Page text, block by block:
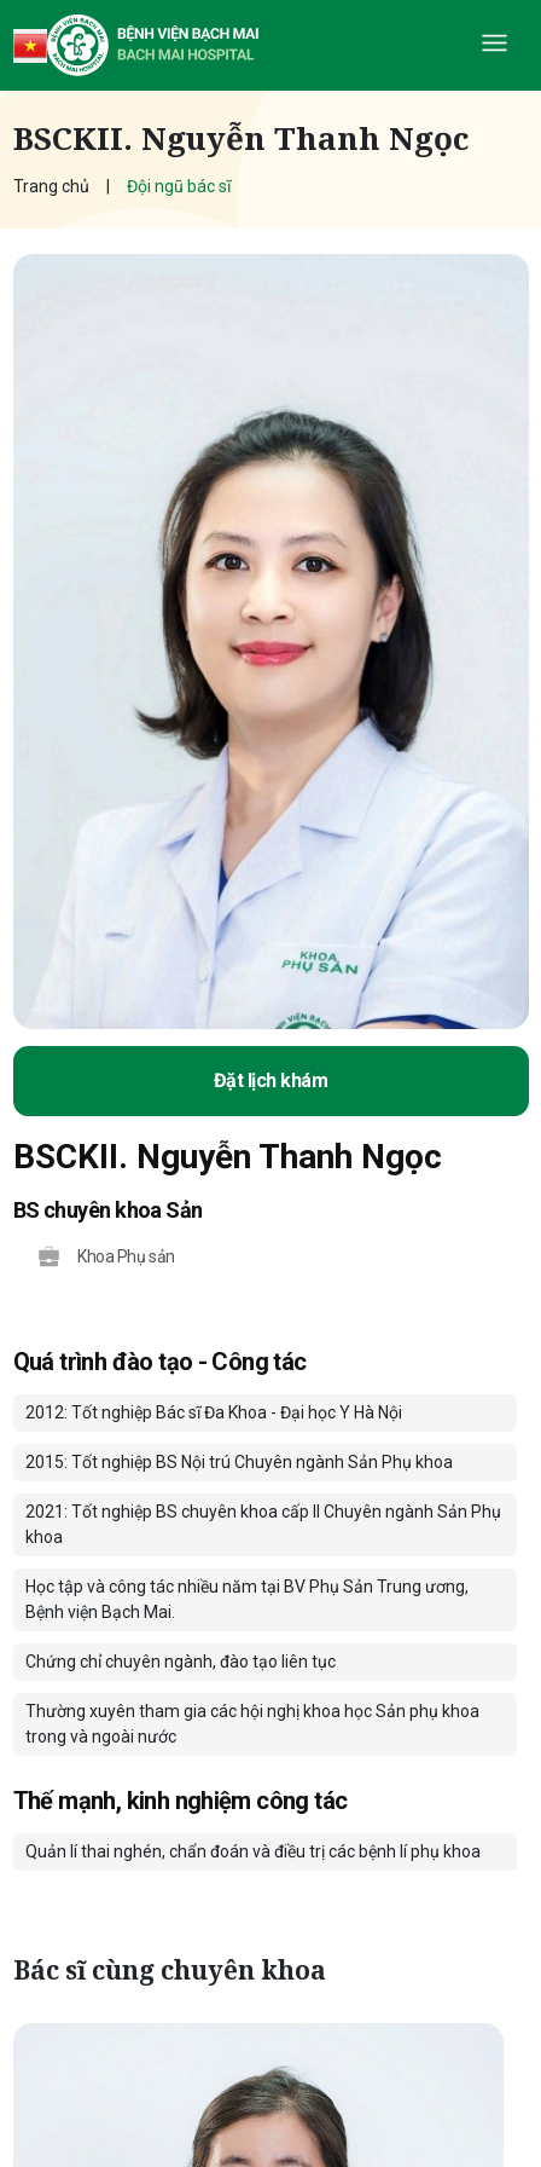
BSCKII. Nguyễn Thanh Ngọc
Trang chủ Đội ngũ bác sĩ
Đặt lịch khám
BSCKII. Nguyễn Thanh Ngọc
BS chuyên khoa Sản
Khoa Phụ sản
Quá trình đào tạo - Công tác
2012: Tốt nghiệp Bác sĩ Đa Khoa - Đại học Y Hà Nội
2015: Tốt nghiệp BS Nội trú Chuyên ngành Sản Phụ khoa
2021: Tốt nghiệp BS chuyên khoa cấp II Chuyên ngành Sản Phụ
khoa
Học tập và công tác nhiều năm tại BV Phụ Sản Trung ương,
Bệnh viện Bạch Mai.
Chứng chỉ chuyên ngành, đào tạo liên tục
Thường xuyên tham gia các hội nghị khoa học Sản phụ khoa
trong và ngoài nước
Thế mạnh, kinh nghiệm công tác
Quản lí thai nghén, chẩn đoán và điều trị các bệnh lí phụ khoa
Bác sĩ cùng chuyên khoa